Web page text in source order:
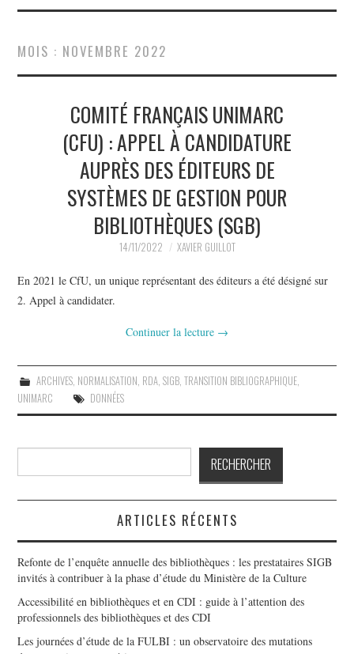
QUI SOMMES-NOUS ?
ACTIVITÉS
JOURNÉES D’ÉTUDE
EVÉNEMENTS
MOIS : NOVEMBRE 2022
COMITÉ FRANÇAIS UNIMARC
(CFU) : APPEL À CANDIDATURE
AUPRÈS DES ÉDITEURS DE
SYSTÈMES DE GESTION POUR
BIBLIOTHÈQUES (SGB)
14/11/2022 XAVIER GUILLOT
En 2021 le CfU, un unique représentant des éditeurs a été désigné sur
2. Appel à candidater.
Continuer la lecture →
ARCHIVES, NORMALISATION RDA, SIGB, TRANSITION BIBLIOGRAPHIQUE,
UNIMARC
DONNÉES
RECHERCHER
ARTICLES RÉCENTS
Refonte de l’enquête annuelle des bibliothèques : les prestataires SIGB
invités à contribuer à la phase d’étude du Ministère de la Culture
Accessibilité en bibliothèques et en CDI : guide à l’attention des
professionnels des bibliothèques et des CDI
Les journées d’étude de la FULBI : un observatoire des mutations